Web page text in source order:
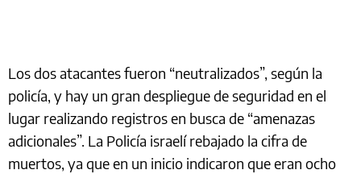
Los dos atacantes fueron “neutralizados”, según la
policía, y hay un gran despliegue de seguridad en el
lugar realizando registros en busca de “amenazas
adicionales”. La Policía israelí rebajado la cifra de
muertos, ya que en un inicio indicaron que eran ocho